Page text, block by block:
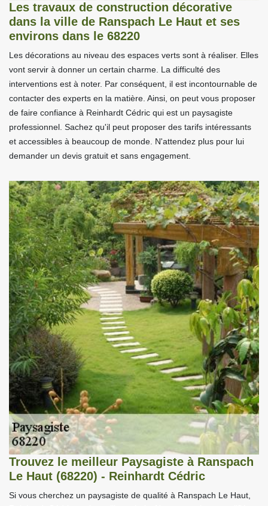
Les travaux de construction décorative
dans la ville de Ranspach Le Haut et ses
environs dans le 68220
Les décorations au niveau des espaces verts sont à réaliser. Elles
vont servir à donner un certain charme. La difficulté des
interventions est à noter. Par conséquent, il est incontournable de
contacter des experts en la matière. Ainsi, on peut vous proposer
de faire confiance à Reinhardt Cédric qui est un paysagiste
professionnel. Sachez qu'il peut proposer des tarifs intéressants
et accessibles à beaucoup de monde. N'attendez plus pour lui
demander un devis gratuit et sans engagement.
Trouvez le meilleur Paysagiste à Ranspach
Le Haut (68220) - Reinhardt Cédric
Si vous cherchez un paysagiste de qualité à Ranspach Le Haut,